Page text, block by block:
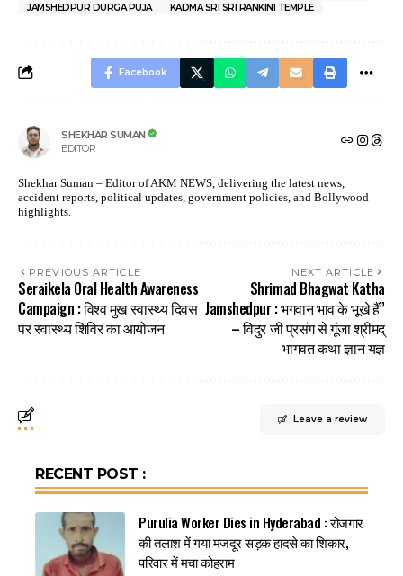
JAMSHEDPUR DURGA PUJA KADMA SRI SRI RANKINI TEMPLE
Facebook
SHEKHAR SUMAN
EDITOR
Shekhar Suman – Editor of AKM NEWS, delivering the latest news,
accident reports, political updates, government policies, and Bollywood
highlights.
PREVIOUS ARTICLE
Seraikela Oral Health Awareness
Campaign : विश्व मुख स्वास्थ्य दिवस
पर स्वास्थ्य शिविर का आयोजन
NEXT ARTICLE
Shrimad Bhagwat Katha
Jamshedpur : भगवान भाव के भूखे हैं”
– विदुर जी प्रसंग से गूंजा श्रीमद्
भागवत कथा ज्ञान यज्ञ
Leave a review
RECENT POST :
Purulia Worker Dies in Hyderabad : रोजगार
की तलाश में गया मजदूर सड़क हादसे का शिकार,
परिवार में मचा कोहराम